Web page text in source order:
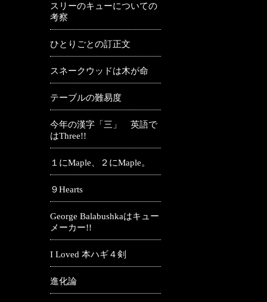
スリーのキューについての
考察
ひとりごとの訂正文
スネークウッドは木が命
テーブルの難易度
今年の漢字「三」 英語で
はThree!!
１にMaple、２にMaple。
９Hearts
George Balabushkaはキュー
メーカー!!
I Loved 本ハギ４剣
進化論